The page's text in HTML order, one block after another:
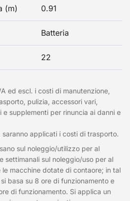
(m) 0.91
Batteria
22
ed escl. i costi di manutenzione,
pulizia, accessori vari,
e supplementi per rinuncia ai danni e
saranno applicati i costi di trasporto.
sul noleggio/utilizzo per al
settimanali sul noleggio/uso per al
le macchine dotate di contaore; in tal
basa su 8 ore di funzionamento e
di funzionamento. Si applica un